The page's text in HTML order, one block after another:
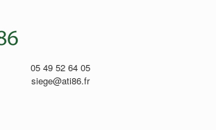
05 49 52 64 05
siege@ati86.fr